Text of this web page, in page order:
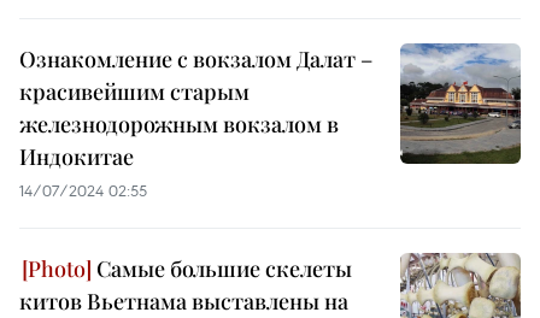
Ознакомление с вокзалом Далат –
красивейшим старым
железнодорожным вокзалом в
Индокитае
14/07/2024 02:55
Самые большие скелеты
китов Вьетнама выставлены на